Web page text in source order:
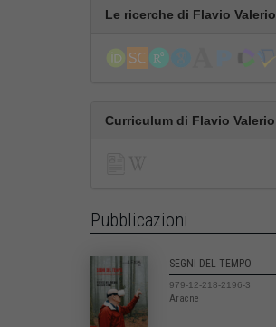
Le ricerche di Flavio Valerio
Curriculum di Flavio Valerio
Pubblicazioni
SEGNI DEL TEMPO
979-12-218-2196-3
Aracne